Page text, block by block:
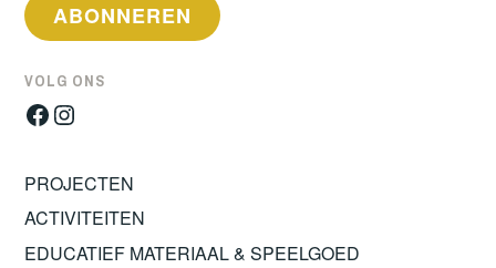
ABONNEREN
VOLG ONS
Facebook
Instagram
PROJECTEN
ACTIVITEITEN
EDUCATIEF MATERIAAL & SPEELGOED